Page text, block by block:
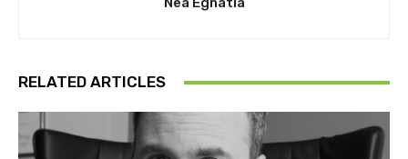
RELATED ARTICLES